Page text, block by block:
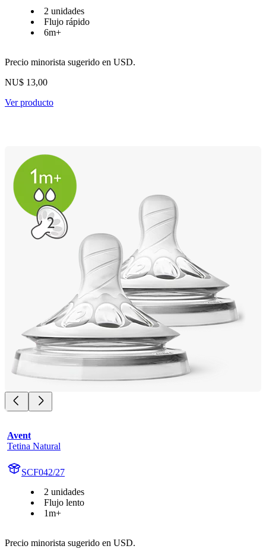
2 unidades
Flujo rápido
6m+
Precio minorista sugerido en USD.
NU$ 13,00
Ver producto
Avent
Tetina Natural
SCF042/27
2 unidades
Flujo lento
1m+
Precio minorista sugerido en USD.